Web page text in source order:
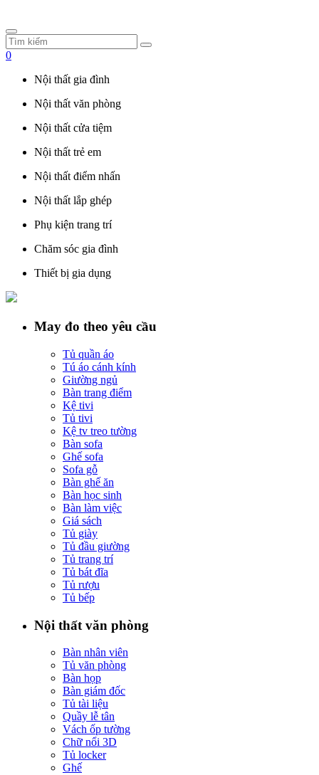
0
Nội thất gia đình
Nội thất văn phòng
Nội thất cửa tiệm
Nội thất trẻ em
Nội thất điểm nhấn
Nội thất lắp ghép
Phụ kiện trang trí
Chăm sóc gia đình
Thiết bị gia dụng
May đo theo yêu cầu
Tủ quần áo
Tú áo cánh kính
Giường ngủ
Bàn trang điểm
Kệ tivi
Tủ tivi
Kệ tv treo tường
Bàn sofa
Ghế sofa
Sofa gỗ
Bàn ghế ăn
Bàn học sinh
Bàn làm việc
Giá sách
Tủ giày
Tủ đầu giường
Tủ trang trí
Tủ bát đĩa
Tủ rượu
Tủ bếp
Nội thất văn phòng
Bàn nhân viên
Tủ văn phòng
Bàn họp
Bàn giám đốc
Tủ tài liệu
Quầy lễ tân
Vách ốp tường
Chữ nổi 3D
Tủ locker
Ghế